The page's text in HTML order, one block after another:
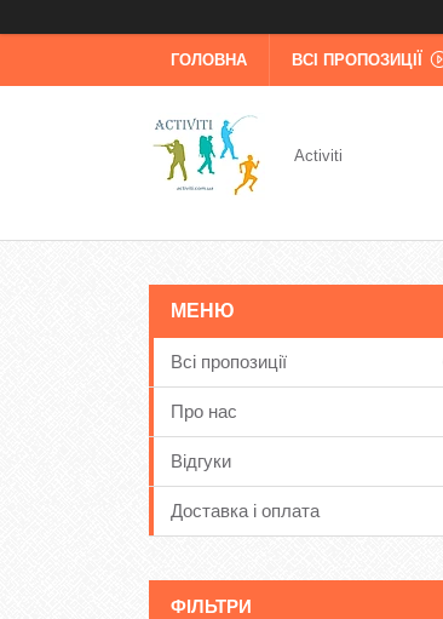
ГОЛОВНА ВСІ ПРОПОЗИЦІЇ
Activiti
Всі пропозиції
Про нас
Відгуки
Доставка і оплата
ФІЛЬТРИ